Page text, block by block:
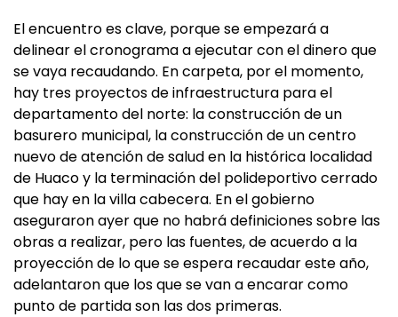
El encuentro es clave, porque se empezará a
delinear el cronograma a ejecutar con el dinero que
se vaya recaudando. En carpeta, por el momento,
hay tres proyectos de infraestructura para el
departamento del norte: la construcción de un
basurero municipal, la construcción de un centro
nuevo de atención de salud en la histórica localidad
de Huaco y la terminación del polideportivo cerrado
que hay en la villa cabecera. En el gobierno
aseguraron ayer que no habrá definiciones sobre las
obras a realizar, pero las fuentes, de acuerdo a la
proyección de lo que se espera recaudar este año,
adelantaron que los que se van a encarar como
punto de partida son las dos primeras.